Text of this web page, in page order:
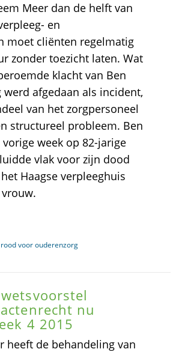
Meer dan de helft van
en
moet cliënten regelmatig
zonder toezicht laten. Wat
klacht van Ben
afgedaan als incident,
van het zorgpersoneel
structureel probleem. Ben
week op 82-jarige
vlak voor zijn dood
Haagse verpleeghuis
voor ouderenzorg
nu
4 2015
heeft de behandeling van